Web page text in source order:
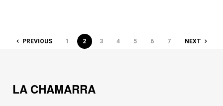
PREVIOUS 1 2 3 4 5 6 7 NEXT
LA CHAMARRA